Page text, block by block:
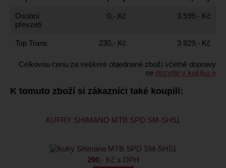
Osobní
převzetí
0,- Kč 3 599,- Kč
Top Trans 230,- Kč 3 829,- Kč
Celkovou cenu za veškeré objednané zboží včetně dopravy
se dozvíte v košíku »
K tomuto zboží si zákazníci také koupili:
KUFRY SHIMANO MTB SPD SM-SH51
290,- Kč s DPH